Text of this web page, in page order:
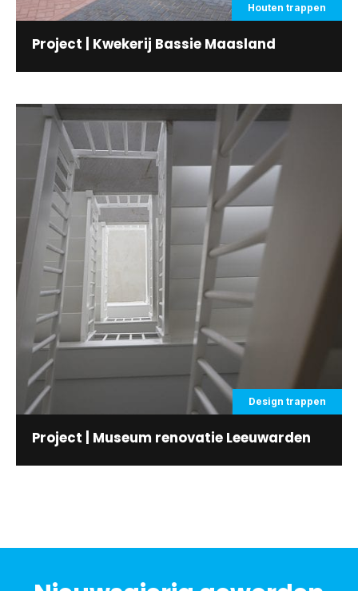
Houten trappen
Project | Kwekerij Bassie Maasland
Design trappen
Project | Museum renovatie Leeuwarden